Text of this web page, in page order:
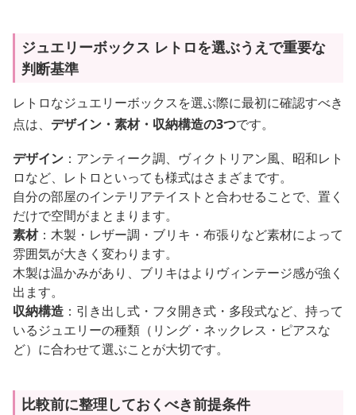
ジュエリーボックス レトロを選ぶうえで重要な
判断基準
レトロなジュエリーボックスを選ぶ際に最初に確認すべき
点は、 デザイン・素材・収納構造の3つです。
デザイン ：アンティーク調、ヴィクトリアン風、昭和レト
ロなど、レトロといっても様式はさまざまです。
自分の部屋のインテリアテイストと合わせることで、置く
だけで空間がまとまります。
素材：木製・レザー調・ブリキ・布張りなど素材によって
雰囲気が大きく変わります。
木製は温かみがあり、ブリキはよりヴィンテージ感が強く
出ます。
収納構造 ：引き出し式・フタ開き式・多段式など、持って
いるジュエリーの種類（リング・ネックレス・ピアスな
ど）に合わせて選ぶことが大切です。
比較前に整理しておくべき前提条件